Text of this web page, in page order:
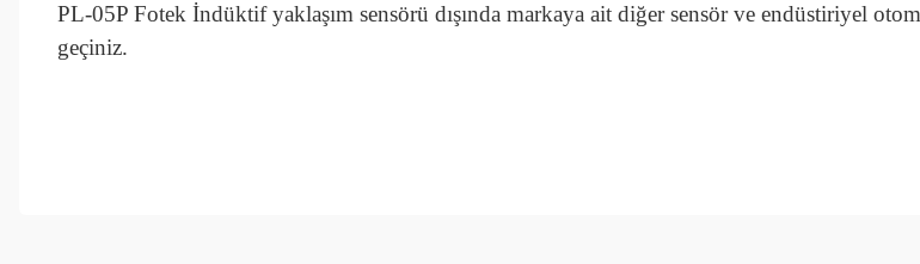
PL-05P Fotek İndüktif yaklaşım sensörü dışında markaya ait diğer sensör ve endüstiriyel
geçiniz.